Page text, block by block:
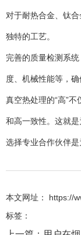
对于耐热合金、钛
独特的工艺。
完善的质量检测系
度、机械性能等，确
真空热处理的“高”
和高一致性。这就是
选择专业合作伙伴是
本文网址： https://
标签：